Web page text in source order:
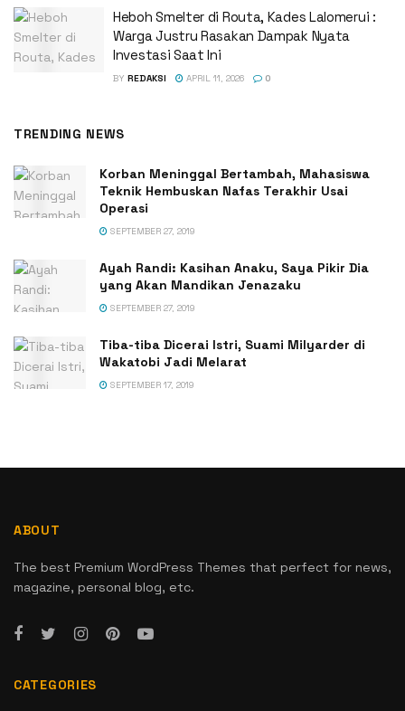
Heboh Smelter di Routa, Kades Lalomerui :
Warga Justru Rasakan Dampak Nyata
Investasi Saat Ini
BY REDAKSI APRIL 11, 2026 0
TRENDING NEWS
Korban Meninggal Bertambah, Mahasiswa
Teknik Hembuskan Nafas Terakhir Usai
Operasi
SEPTEMBER 27, 2019
Ayah Randi: Kasihan Anaku, Saya Pikir Dia
yang Akan Mandikan Jenazaku
SEPTEMBER 27, 2019
Tiba-tiba Dicerai Istri, Suami Milyarder di
Wakatobi Jadi Melarat
SEPTEMBER 17, 2019
ABOUT
The best Premium WordPress Themes that perfect for news,
magazine, personal blog, etc.
CATEGORIES